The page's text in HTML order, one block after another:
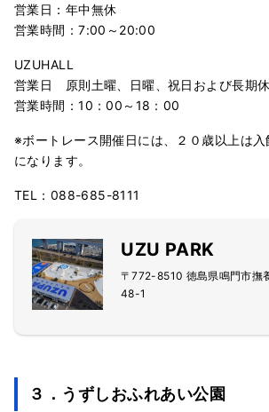
営業日：年中無休
営業時間：7:00～20:00
UZUHALL
営業日 原則土曜、日曜、祝日および長期
営業時間：10：00～18：00
※ボートレース開催日には、２０歳以上は
になります。
TEL：088-685-8111
UZU PARK
〒772-8510 徳島県鳴門市撫
48-1
３．うずしおふれあい公園